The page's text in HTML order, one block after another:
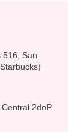
516, San
2doP